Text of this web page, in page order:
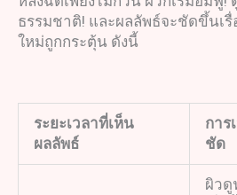
ธรรมชาติ! และผลลัพธ์จะชัดขึ้นเรื่
ใหม่ถูกกระตุ้น ดังนี้
ระยะเวลาที่เห็น
ผลลัพธ์
การ
ชัด
ผิวดู